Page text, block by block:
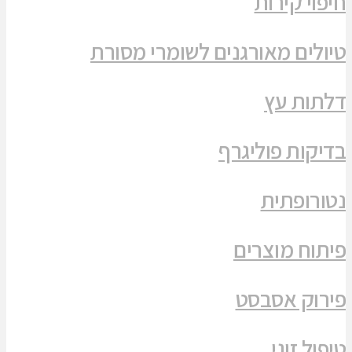
טיולים מאורגנים לשומרי מסורת
דלתות עץ
בדיקות פוליגרף
נטורופתית
פיתוח מוצרים
פירוק אסבסט